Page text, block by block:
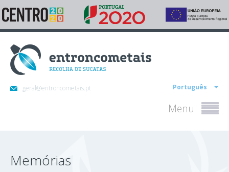
geral@entroncometais.pt Português
Menu
Memórias